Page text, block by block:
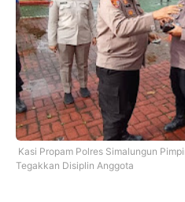
Kasi Propam Polres Simalungun
Tegakkan Disiplin Anggota